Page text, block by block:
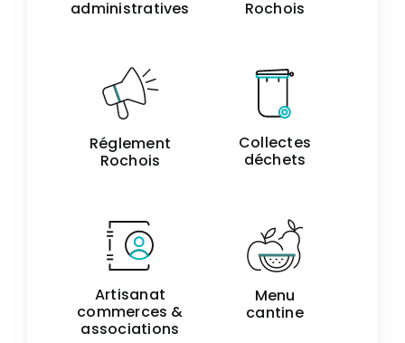
administratives
Rochois
Réglement
Rochois
Collectes
déchets
Artisanat
commerces &
associations
Menu
cantine